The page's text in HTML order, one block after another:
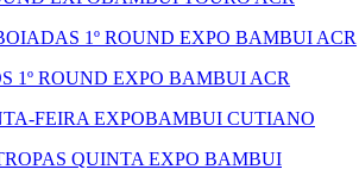
1º ROUND EXPO BAMBUI ACR
1º ROUND EXPO BAMBUI ACR
FEIRA EXPOBAMBUI CUTIANO
QUINTA EXPO BAMBUI